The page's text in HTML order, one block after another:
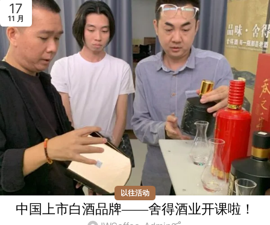
17
11 月
以往活动
中国上市白酒品牌——舍得酒业开课啦！